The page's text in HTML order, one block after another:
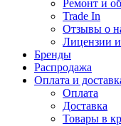
Ремонт и
Trade In
Отзывы о
Лицензии
Бренды
Распродажа
Оплата и
Оплата
Доставка
Товары в